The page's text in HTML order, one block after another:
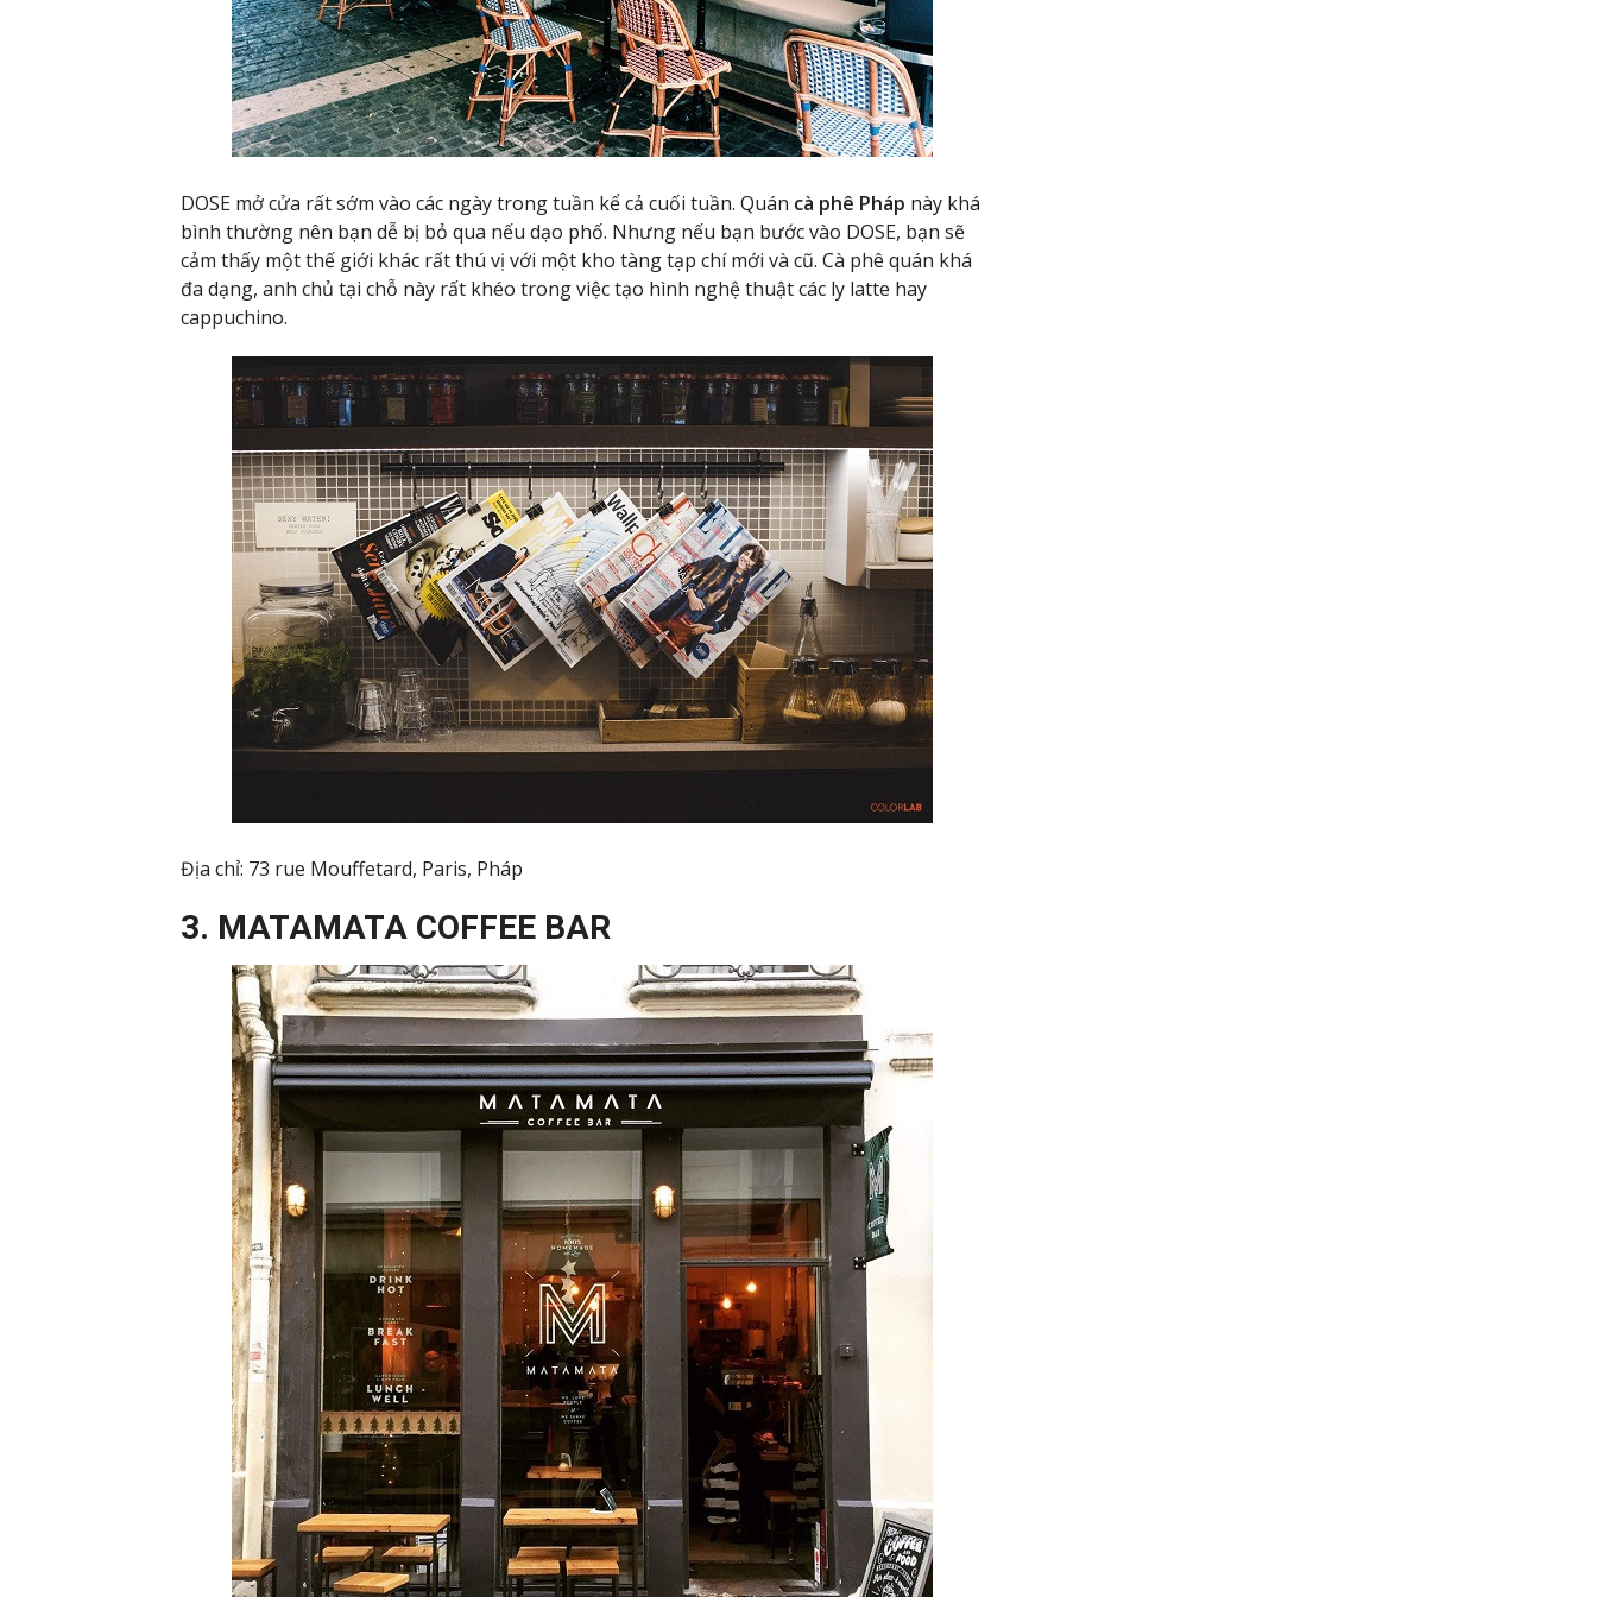
DOSE mở cửa rất sớm vào các ngày trong tuần kể cả cuối tuần. Quán cà phê Pháp này khá
bình thường nên bạn dễ bị bỏ qua nếu dạo phố. Nhưng nếu bạn bước vào DOSE, bạn sẽ
cảm thấy một thế giới khác rất thú vị với một kho tàng tạp chí mới và cũ. Cà phê quán khá
đa dạng, anh chủ tại chỗ này rất khéo trong việc tạo hình nghệ thuật các ly latte hay
cappuchino.
Địa chỉ: 73 rue Mouffetard, Paris, Pháp
3. MATAMATA COFFEE BAR